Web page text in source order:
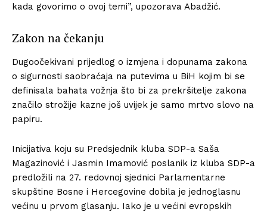
kada govorimo o ovoj temi”, upozorava Abadžić.
Zakon na čekanju
Dugoočekivani prijedlog o izmjena i dopunama zakona
o sigurnosti saobraćaja na putevima u BiH kojim bi se
definisala bahata vožnja što bi za prekršitelje zakona
značilo strožije kazne još uvijek je samo mrtvo slovo na
papiru.
Inicijativa koju su Predsjednik kluba SDP-a Saša
Magazinović i Jasmin Imamović poslanik iz kluba SDP-a
predložili na 27. redovnoj sjednici Parlamentarne
skupštine Bosne i Hercegovine dobila je jednoglasnu
većinu u prvom glasanju. Iako je u većini evropskih